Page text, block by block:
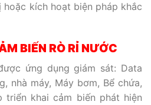
kích hoạt biện pháp khắc
BIẾN RÒ RỈ NƯỚC
ứng dụng giám sát: Data
nhà máy, Máy bơm, Bể chứa,
triển khai cảm biến phát hiện